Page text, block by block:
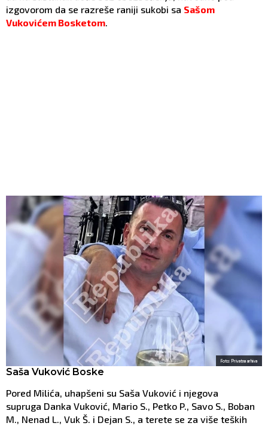
izgovorom da se razreše raniji sukobi sa Sašom
Vukovićem Bosketom.
Foto: Privatna arhiva
Saša Vuković Boske
Pored Milića, uhapšeni su Saša Vuković i njegova
supruga Danka Vuković, Mario S., Petko P., Savo S., Boban
M., Nenad L., Vuk Š. i Dejan S., a terete se za više teških